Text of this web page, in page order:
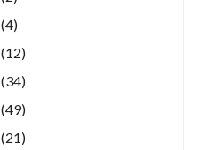
(4)
(12)
(34)
(49)
(21)